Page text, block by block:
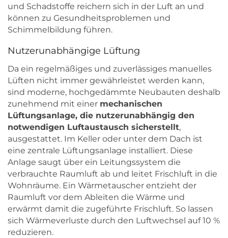
und Schadstoffe reichern sich in der Luft an und
können zu Gesundheitsproblemen und
Schimmelbildung führen.
Nutzerunabhängige Lüftung
Da ein regelmäßiges und zuverlässiges manuelles
Lüften nicht immer gewährleistet werden kann,
sind moderne, hochgedämmte Neubauten deshalb
zunehmend mit einer mechanischen
Lüftungsanlage, die nutzerunabhängig den
notwendigen Luftaustausch sicherstellt,
ausgestattet. Im Keller oder unter dem Dach ist
eine zentrale Lüftungsanlage installiert. Diese
Anlage saugt über ein Leitungssystem die
verbrauchte Raumluft ab und leitet Frischluft in die
Wohnräume. Ein Wärmetauscher entzieht der
Raumluft vor dem Ableiten die Wärme und
erwärmt damit die zugeführte Frischluft. So lassen
sich Wärmeverluste durch den Luftwechsel auf 10 %
reduzieren.